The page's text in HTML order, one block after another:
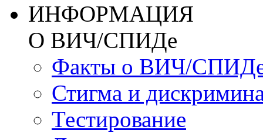
ИНФОРМАЦИЯ
О ВИЧ/СПИДе
Факты о ВИЧ/
Стигма и
Тестирование